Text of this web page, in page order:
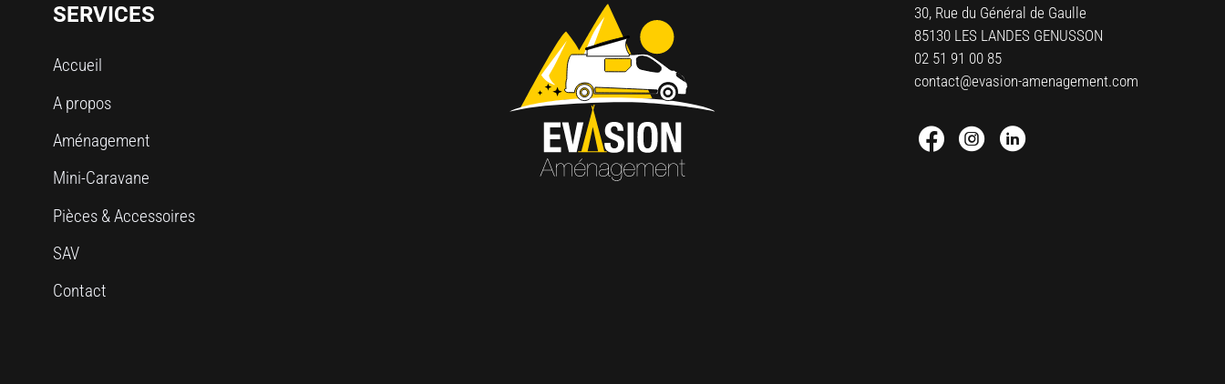
SERVICES
Accueil
A propos
Aménagement
Mini-Caravane
Pièces & Accessoires
SAV
Contact
30, Rue du Général de Gaulle
85130 LES LANDES GENUSSON
02 51 91 00 85
contact@evasion-amenagement.com
Facebook : Round
Instagram : Round
Linkedin : Round